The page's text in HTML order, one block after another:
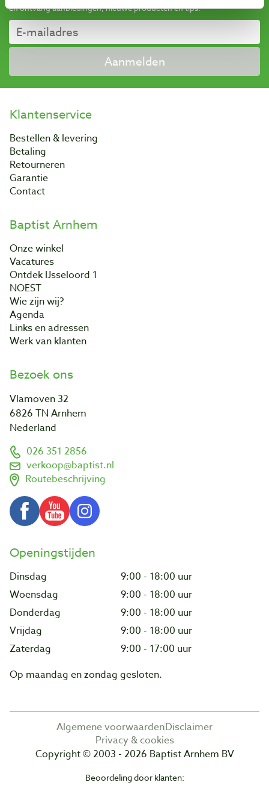
en ontvang aanbiedingen, nieuwe producten en tips.
Aanmelden
Klantenservice
Bestellen & levering
Betaling
Retourneren
Garantie
Contact
Baptist Arnhem
Onze winkel
Vacatures
Ontdek IJsseloord 1
NOEST
Wie zijn wij?
Agenda
Links en adressen
Werk van klanten
Bezoek ons
Vlamoven 32
6826 TN Arnhem
Nederland
026 351 2856
verkoop@baptist.nl
Routebeschrijving
Openingstijden
Dinsdag
9:00 - 18:00 uur
Woensdag
9:00 - 18:00 uur
Donderdag
9:00 - 18:00 uur
Vrijdag
9:00 - 18:00 uur
Zaterdag
9:00 - 17:00 uur
Op maandag en zondag gesloten.
Algemene voorwaardenDisclaimer
Privacy & cookies
Copyright © 2003 - 2026 Baptist Arnhem BV
Beoordeling door klanten: